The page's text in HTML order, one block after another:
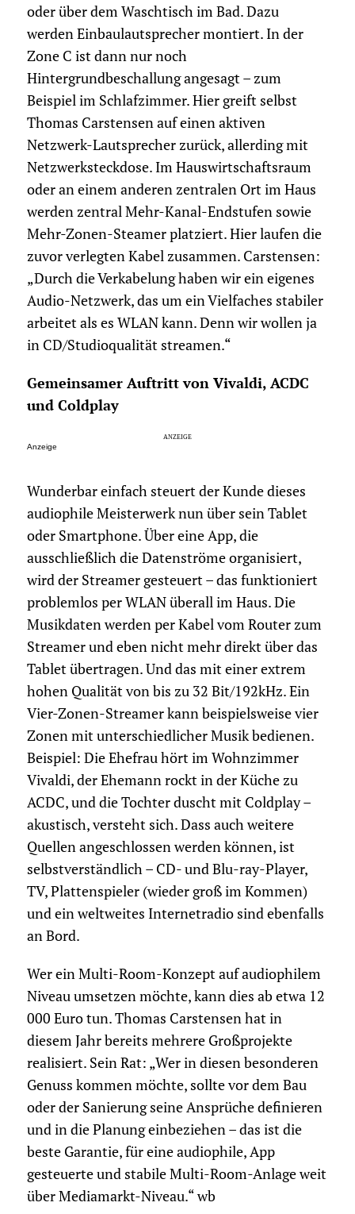
oder über dem Waschtisch im Bad. Dazu
werden Einbaulautsprecher montiert. In der
Zone C ist dann nur noch
Hintergrundbeschallung angesagt – zum
Beispiel im Schlafzimmer. Hier greift selbst
Thomas Carstensen auf einen aktiven
Netzwerk-Lautsprecher zurück, allerding mit
Netzwerksteckdose. Im Hauswirtschaftsraum
oder an einem anderen zentralen Ort im Haus
werden zentral Mehr-Kanal-Endstufen sowie
Mehr-Zonen-Steamer platziert. Hier laufen die
zuvor verlegten Kabel zusammen. Carstensen:
„Durch die Verkabelung haben wir ein eigenes
Audio-Netzwerk, das um ein Vielfaches stabiler
arbeitet als es WLAN kann. Denn wir wollen ja
in CD/Studioqualität streamen.“
Gemeinsamer Auftritt von Vivaldi, ACDC
und Coldplay
Anzeige
Wunderbar einfach steuert der Kunde dieses
audiophile Meisterwerk nun über sein Tablet
oder Smartphone. Über eine App, die
ausschließlich die Datenströme organisiert,
wird der Streamer gesteuert – das funktioniert
problemlos per WLAN überall im Haus. Die
Musikdaten werden per Kabel vom Router zum
Streamer und eben nicht mehr direkt über das
Tablet übertragen. Und das mit einer extrem
hohen Qualität von bis zu 32 Bit/192kHz. Ein
Vier-Zonen-Streamer kann beispielsweise vier
Zonen mit unterschiedlicher Musik bedienen.
Beispiel: Die Ehefrau hört im Wohnzimmer
Vivaldi, der Ehemann rockt in der Küche zu
ACDC, und die Tochter duscht mit Coldplay –
akustisch, versteht sich. Dass auch weitere
Quellen angeschlossen werden können, ist
selbstverständlich – CD- und Blu-ray-Player,
TV, Plattenspieler (wieder groß im Kommen)
und ein weltweites Internetradio sind ebenfalls
an Bord.
Wer ein Multi-Room-Konzept auf audiophilem
Niveau umsetzen möchte, kann dies ab etwa 12
000 Euro tun. Thomas Carstensen hat in
diesem Jahr bereits mehrere Großprojekte
realisiert. Sein Rat: „Wer in diesen besonderen
Genuss kommen möchte, sollte vor dem Bau
oder der Sanierung seine Ansprüche definieren
und in die Planung einbeziehen – das ist die
beste Garantie, für eine audiophile, App
gesteuerte und stabile Multi-Room-Anlage weit
über Mediamarkt-Niveau.“ wb